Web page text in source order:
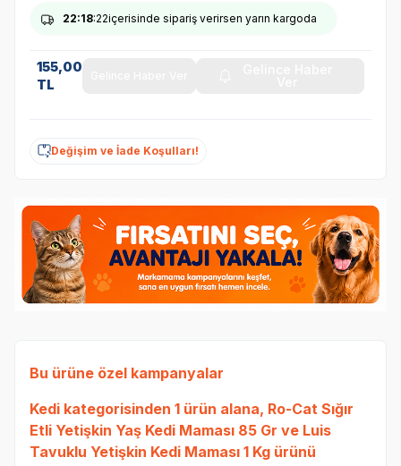
22:18:22içerisinde sipariş verirsen yarın kargoda
155,00
TL
Değişim ve İade Koşulları!
Bu ürüne özel kampanyalar
Kedi kategorisinden 1 ürün alana, Ro-Cat Sığır
Etli Yetişkin Yaş Kedi Maması 85 Gr ve Luis
Tavuklu Yetişkin Kedi Maması 1 Kg ürünü